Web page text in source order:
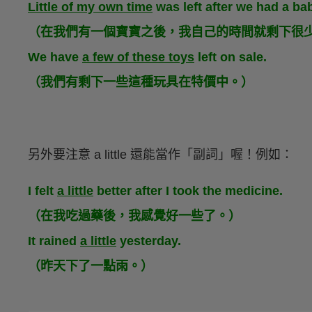
Little of my own time was left after we had a
（在我們有一個寶寶之後，我自己的時間就剩下很
We have a few of these toys left on sale.
（我們有剩下一些這種玩具在特價中。）
另外要注意 a little 還能當作「副詞」喔！例如：
I felt a little better after I took the medicine.
（在我吃過藥後，我感覺好一些了。）
It rained a little yesterday.
（昨天下了一點雨。）